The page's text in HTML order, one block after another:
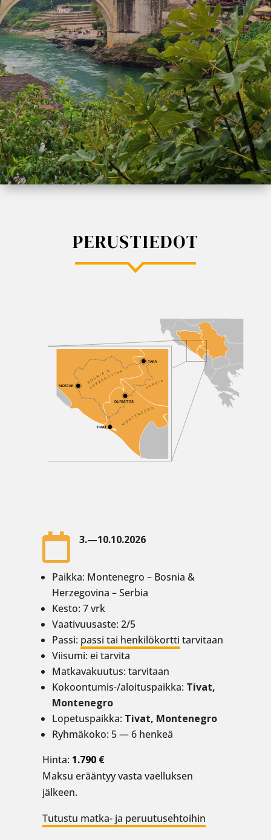
PERUSTIEDOT
 3.—10.10.2026
Paikka: Montenegro – Bosnia &
Herzegovina – Serbia
Kesto: 7 vrk
Vaativuusaste: 2/5
Passi: passi tai henkilökortti tarvitaan
Viisumi: ei tarvita
Matkavakuutus: tarvitaan
Kokoontumis-/aloituspaikka: Tivat,
Montenegro
Lopetuspaikka: Tivat, Montenegro
Ryhmäkoko: 5 — 6 henkeä
Hinta: 1.790 €
Maksu erääntyy vasta vaelluksen
jälkeen.
Tutustu matka- ja peruutusehtoihin